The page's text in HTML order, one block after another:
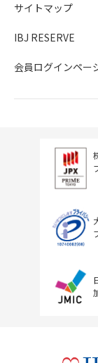
サイトマップ
IBJ RESERVE
会員ログインペー